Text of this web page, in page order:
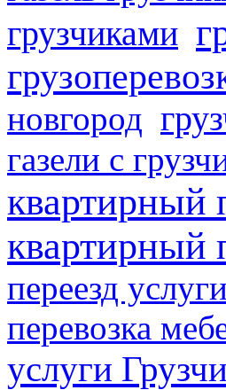
грузчиками
новгород
газели с
квартирный
квартирный
переезд услуги
перевозка
услуги